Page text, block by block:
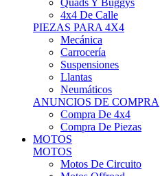
Quads Y Buggys
4x4 De Calle
PIEZAS PARA 4X4
Mecánica
Carrocería
Suspensiones
Llantas
Neumáticos
ANUNCIOS DE COMPRA
Compra De 4x4
Compra De Piezas
MOTOS
MOTOS
Motos De Circuito